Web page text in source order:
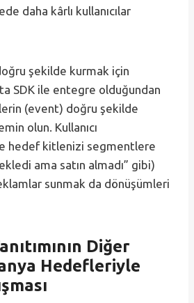
daha kârlı kullanıcılar
şekilde kurmak için
SDK ile entegre olduğundan
(event) doğru şekilde
olun. Kullanıcı
hedef kitlenizi segmentlere
ama satın almadı” gibi)
sunmak da dönüşümleri
Diğer
Hedefleriyle